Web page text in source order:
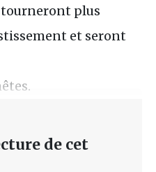
tourneront plus
et seront
de cet